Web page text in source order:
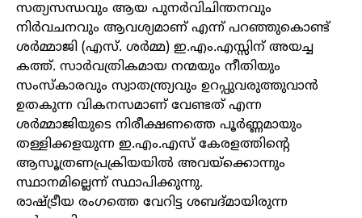
സത്യസന്ധവും ആയ പുനര്‍വിചിന്തനവും
നിര്‍വചനവും ആവശ്യമാണ് എന്ന് പറഞ്ഞുകൊണ്ട്
ശര്‍മ്മാജി (എസ്. ശര്‍മ്മ) ഇ.എം.എസ്സിന് അയച്ച
കത്ത്. സാര്‍വത്രികമായ നന്മയും നീതിയും
സംസ്‌കാരവും സ്വാതന്ത്ര്യവും ഉറപ്പുവരുത്തുവാന്‍
ഉതകുന്ന വികനസമാണ് വേണ്ടത് എന്ന
ശര്‍മ്മാജിയുടെ നിരീക്ഷണത്തെ പൂര്‍ണ്ണമായും
തള്ളിക്കളയുന്ന ഇ.എം.എസ് കേരളത്തിന്റെ
ആസൂത്രണപ്രക്രിയയില്‍ അവയ്‌ക്കൊന്നും
സ്ഥാനമില്ലെന്ന് സ്ഥാപിക്കുന്നു.
രാഷ്ട്രീയ രംഗത്തെ വേറിട്ട ശബദ്മായിരുന്ന